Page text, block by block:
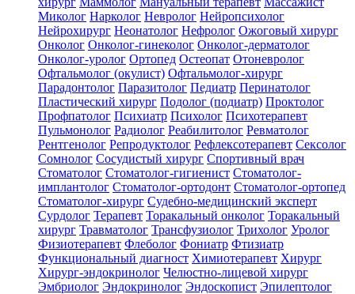
Миколог Нарколог Невролог Нейропсихолог
Нейрохирург Неонатолог Нефролог Ожоговый хирург
Онколог Онколог-гинеколог Онколог-дерматолог
Онколог-уролог Ортопед Остеопат Отоневролог
Офтальмолог (окулист) Офтальмолог-хирург
Парадонтолог Паразитолог Педиатр Перинатолог
Пластический хирург Подолог (подиатр) Проктолог
Профпатолог Психиатр Психолог Психотерапевт
Пульмонолог Радиолог Реабилитолог Ревматолог
Рентгенолог Репродуктолог Рефлексотерапевт Сексолог
Сомнолог Сосудистый хирург Спортивный врач
Стоматолог Стоматолог-гигиенист Стоматолог-
имплантолог Стоматолог-ортодонт Стоматолог-ортопед
Стоматолог-хирург Судебно-медицинский эксперт
Сурдолог Терапевт Торакальный онколог Торакальный
хирург Травматолог Трансфузиолог Трихолог Уролог
Физиотерапевт Флеболог Фониатр Фтизиатр
Функциональный диагност Химиотерапевт Хирург
Хирург-эндокринолог Челюстно-лицевой хирург
Эмбриолог Эндокринолог Эндоскопист Эпилептолог